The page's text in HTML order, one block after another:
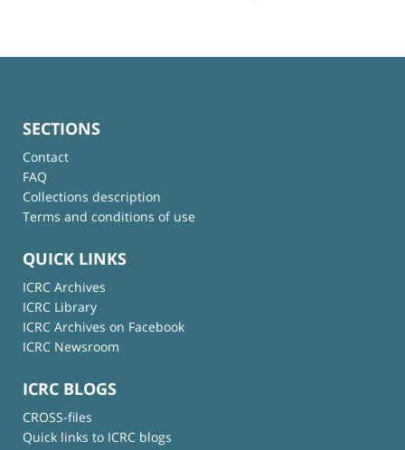
SECTIONS
Contact
FAQ
Collections description
Terms and conditions of use
QUICK LINKS
ICRC Archives
ICRC Library
ICRC Archives on Facebook
ICRC Newsroom
ICRC BLOGS
CROSS-files
Quick links to ICRC blogs